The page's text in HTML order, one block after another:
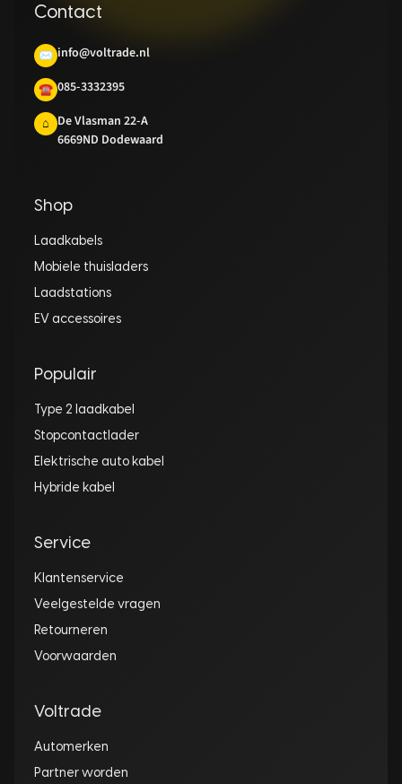
Contact
✉ info@voltrade.nl
☎ 085-3332395
⌂
De Vlasman 22-A
6669ND Dodewaard
Shop
Laadkabels
Mobiele thuisladers
Laadstations
EV accessoires
Populair
Type 2 laadkabel
Stopcontactlader
Elektrische auto kabel
Hybride kabel
Service
Klantenservice
Veelgestelde vragen
Retourneren
Voorwaarden
Voltrade
Automerken
Partner worden